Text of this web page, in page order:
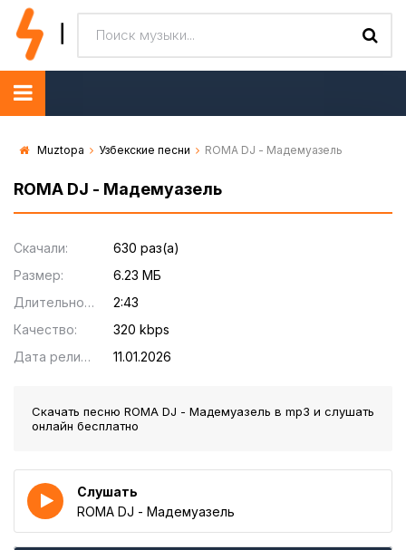
Muztopa Узбекские песни ROMA DJ - Мадемуазель
ROMA DJ - Мадемуазель
Скачали:
630 раз(а)
Размер:
6.23 МБ
Длительность:
2:43
Качество:
320 kbps
Дата релиза:
11.01.2026
Скачать песню ROMA DJ - Мадемуазель в mp3 и слушать
онлайн бесплатно
Слушать
ROMA DJ - Мадемуазель